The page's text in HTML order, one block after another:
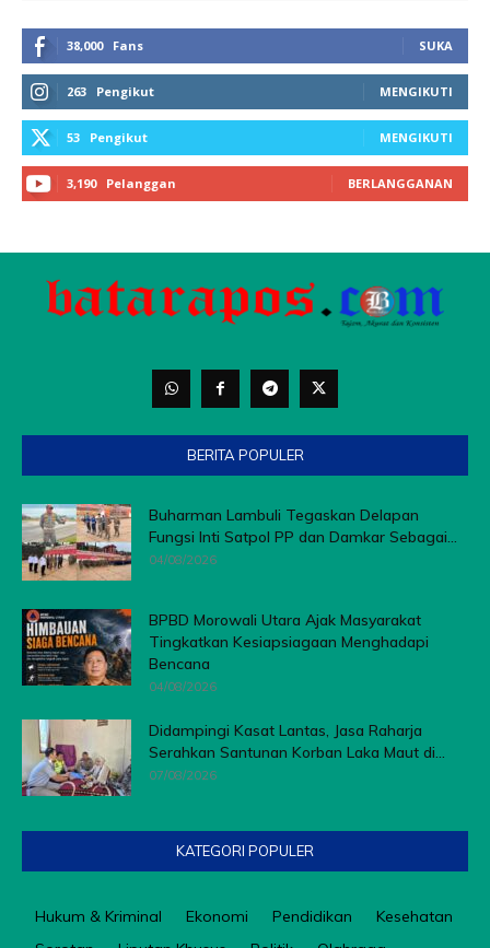
BERITA POPULER
Buharman Lambuli Tegaskan Delapan
Fungsi Inti Satpol PP dan Damkar Sebagai...
04/08/2026
BPBD Morowali Utara Ajak Masyarakat
Tingkatkan Kesiapsiagaan Menghadapi
Bencana
04/08/2026
Didampingi Kasat Lantas, Jasa Raharja
Serahkan Santunan Korban Laka Maut di...
07/08/2026
KATEGORI POPULER
Hukum & Kriminal Ekonomi Pendidikan
Kesehatan